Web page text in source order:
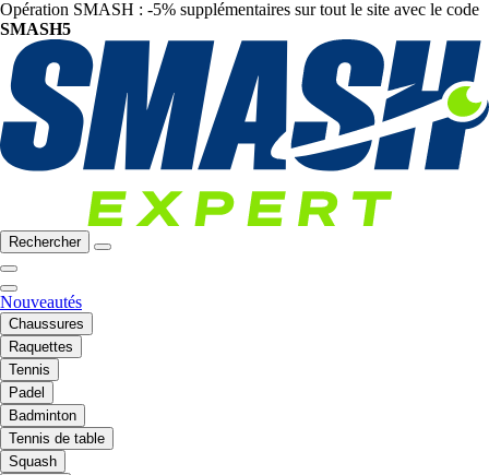
Opération SMASH : -5% supplémentaires sur tout le site avec le code
SMASH5
Rechercher
Nouveautés
Chaussures
Raquettes
Tennis
Padel
Badminton
Tennis de table
Squash